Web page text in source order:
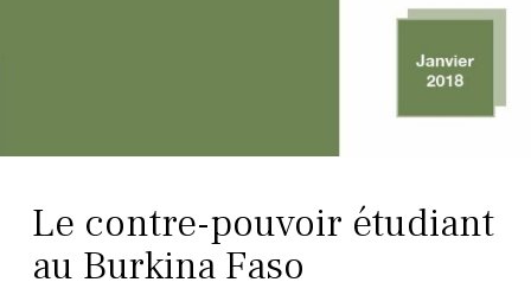
Le contre-pouvoir étudiant
au Burkina Faso